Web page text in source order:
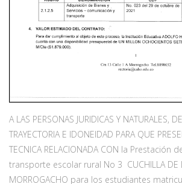
A LAS PERSONAS JURIDICAS Y NATURALES,
TRAYECTORIA E IDONEIDAD PARA QUE
TECNICA RELACIONADA CON la Prestación
transporte escolar rural No 3 CUCHILLA DE
MORROGACHO para los estudiantes